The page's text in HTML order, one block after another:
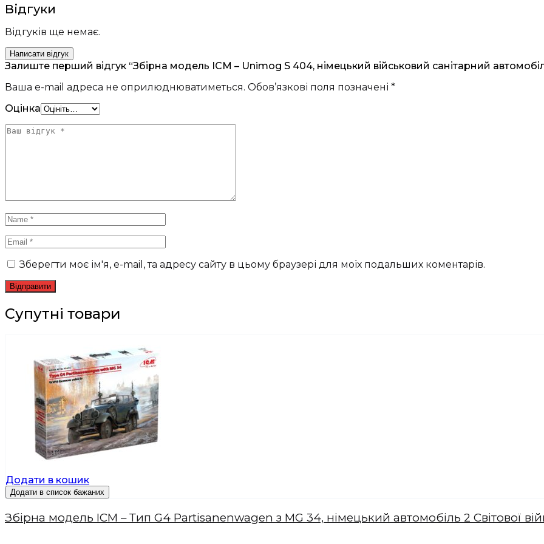
Відгуки
Відгуків ще немає.
Написати відгук
Залиште перший відгук “Збірна модель ICM – Unimog S 404, німецький військовий санітарний
Ваша e-mail адреса не оприлюднюватиметься. Обов’язкові поля позначені *
Оцінка
Зберегти моє ім'я, e-mail, та адресу сайту в цьому браузері для моїх подальших коментарів.
Супутні товари
Додати в кошик
Додати в список бажаних
Збірна модель ICM – Тип G4 Partisanenwagen з MG 34, німецький автомобіль 2 Світової